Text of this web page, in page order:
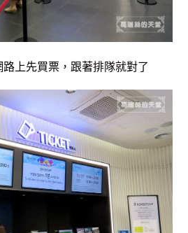
上先買票，跟著排隊就對了